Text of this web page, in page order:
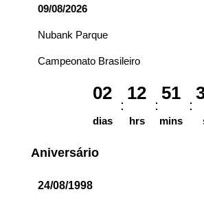
09/08/2026
Nubank Parque
Campeonato Brasileiro
02
dias
12
hrs
51
mins
Aniversário
24/08/1998